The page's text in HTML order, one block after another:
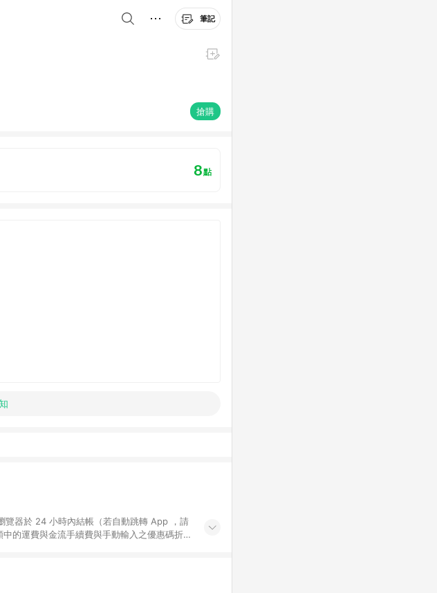
筆記
搶購
8點
覽器於 24 小時內結帳（若自動跳轉 App ，請
的運費與金流手續費與手動輸入之優惠碼折
上才具贈點資格。 7. 點數將於出貨後 45 天